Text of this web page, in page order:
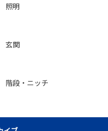
照明
玄関
階段・ニッチ